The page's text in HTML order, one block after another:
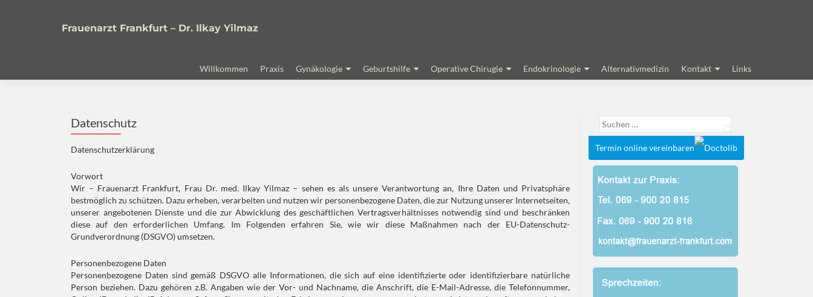
Frauenarzt Frankfurt – Dr. Ilkay Yilmaz
springen
Willkommen Praxis Gynäkologie Geburtshilfe Operative Chirugie Endokrinologie Alternativmedizin Kontakt Links
Datenschutz
Datenschutzerklärung
Vorwort
Wir – Frauenarzt Frankfurt, Frau Dr. med. Ilkay Yilmaz – sehen es als unsere Verantwortung an, Ihre Daten und Privatsphäre
bestmöglich zu schützen. Dazu erheben, verarbeiten und nutzen wir personenbezogene Daten, die zur Nutzung unserer Internetseiten,
unserer angebotenen Dienste und die zur Abwicklung des geschäftlichen Vertragsverhältnisses notwendig sind und beschränken
diese auf den erforderlichen Umfang. Im Folgenden erfahren Sie, wie wir diese Maßnahmen nach der EU-Datenschutz-
Grundverordnung (DSGVO) umsetzen.
Personenbezogene Daten
Personenbezogene Daten sind gemäß DSGVO alle Informationen, die sich auf eine identifizierte oder identifizierbare natürliche
Person beziehen. Dazu gehören z.B. Angaben wie der Vor- und Nachname, die Anschrift, die E-Mail-Adresse, die Telefonnummer,
Suchen
nach:
Termin online vereinbaren